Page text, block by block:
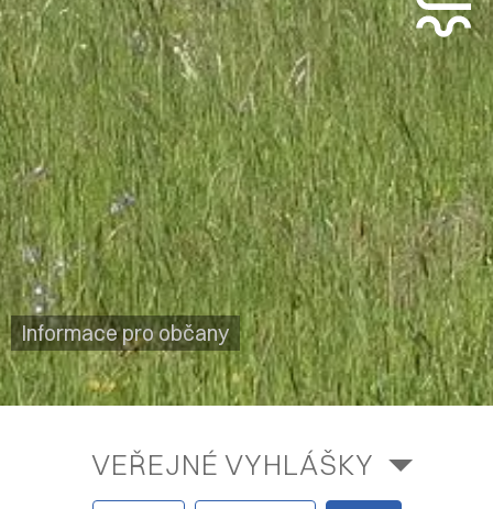
Informace pro občany
VEŘEJNÉ VYHLÁŠKY